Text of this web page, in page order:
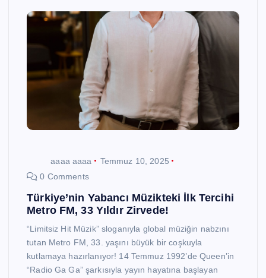
aaaa aaaa
Temmuz 10, 2025
0 Comments
Türkiye’nin Yabancı Müzikteki İlk Tercihi
Metro FM, 33 Yıldır Zirvede!
“Limitsiz Hit Müzik” sloganıyla global müziğin nabzını
tutan Metro FM, 33. yaşını büyük bir coşkuyla
kutlamaya hazırlanıyor! 14 Temmuz 1992’de Queen’in
“Radio Ga Ga” şarkısıyla yayın hayatına başlayan